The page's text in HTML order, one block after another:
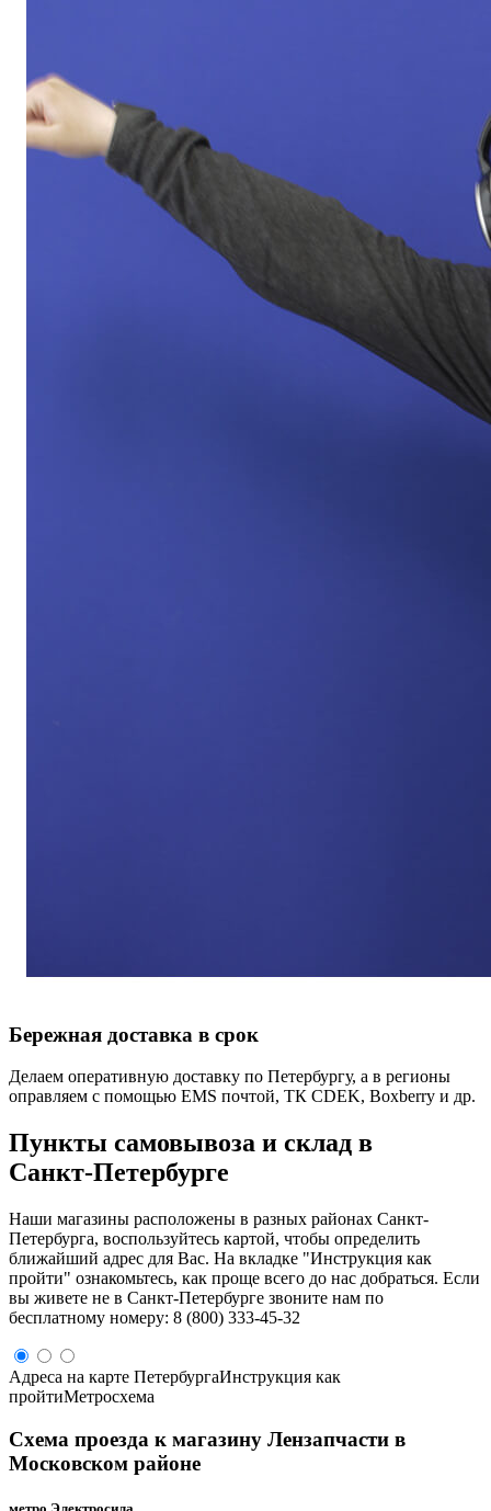
Бережная доставка в срок
Делаем оперативную доставку по Петербургу, а в регионы
оправляем с помощью EMS почтой, ТК CDEK, Boxberry и др.
Пункты самовывоза и склад в
Санкт‑Петербурге
Наши магазины расположены в разных районах Санкт-
Петербурга, воспользуйтесь картой, чтобы определить
ближайший адрес для Вас. На вкладке "Инструкция как
пройти" ознакомьтесь, как проще всего до нас добраться. Если
вы живете не в Санкт-Петербурге звоните нам по
бесплатному номеру: 8 (800) 333-45-32
Адреса на карте ПетербургаИнструкция как
пройтиМетросхема
Схема проезда к магазину Лензапчасти в
Московском районе